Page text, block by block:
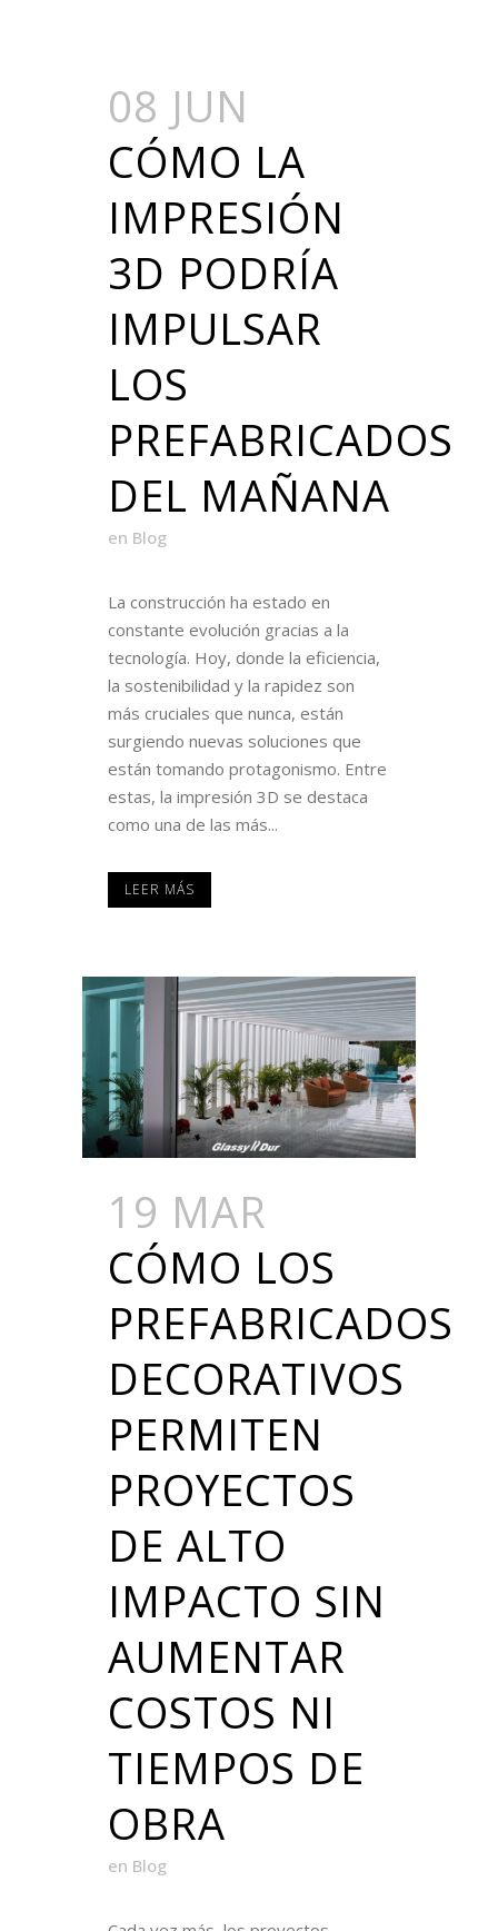
08 JUN
CÓMO LA
IMPRESIÓN
3D PODRÍA
IMPULSAR
LOS
PREFABRICADOS
DEL MAÑANA
en Blog
La construcción ha estado en
constante evolución gracias a la
tecnología. Hoy, donde la eficiencia,
la sostenibilidad y la rapidez son
más cruciales que nunca, están
surgiendo nuevas soluciones que
están tomando protagonismo. Entre
estas, la impresión 3D se destaca
como una de las más...
LEER MÁS
19 MAR
CÓMO LOS
PREFABRICADOS
DECORATIVOS
PERMITEN
PROYECTOS
DE ALTO
IMPACTO SIN
AUMENTAR
COSTOS NI
TIEMPOS DE
OBRA
en Blog